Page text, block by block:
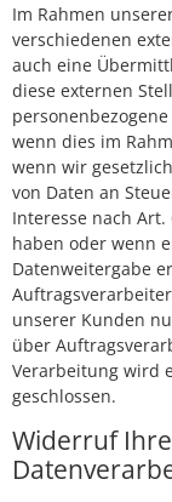
Im Rahmen
verschiedenen
auch eine
diese externen
wenn dies im
wenn wir
von Daten an
Interesse nach Art.
haben oder wenn
Datenweitergabe
unserer Kunden
über
Verarbeitung wird
geschlossen.
Widerruf